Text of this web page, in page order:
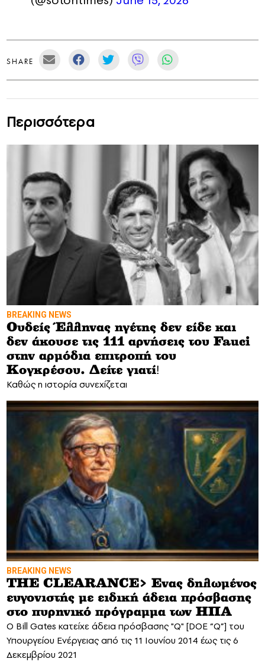
SHARE
Περισσότερα
BREAKING NEWS
Ουδείς Έλληνας ηγέτης δεν είδε και
δεν άκουσε τις 111 αρνήσεις του Fauci
στην αρμόδια επιτροπή του
Κογκρέσου. Δείτε γιατί!
Καθώς η ιστορία συνεχίζεται
BREAKING NEWS
THE CLEARANCE> Eνας δηλωμένος
ευγονιστής με ειδική άδεια πρόσβασης
στο πυρηνικό πρόγραμμα των ΗΠΑ
O Bill Gates κατείχε άδεια πρόσβασης "Q" [DOE “Q”] του
Υπουργείου Ενέργειας από τις 11 Ιουνίου 2014 έως τις 6
Δεκεμβρίου 2021